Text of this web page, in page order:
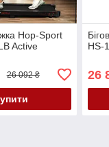
Hop-Sport
Active
26 092 ₴
HS-
26